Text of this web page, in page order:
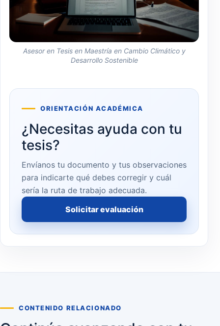
Asesor en Tesis en Maestría en Cambio Climático y
Desarrollo Sostenible
ORIENTACIÓN ACADÉMICA
¿Necesitas ayuda con tu
tesis?
Envíanos tu documento y tus observaciones
para indicarte qué debes corregir y cuál
sería la ruta de trabajo adecuada.
Solicitar evaluación
CONTENIDO RELACIONADO